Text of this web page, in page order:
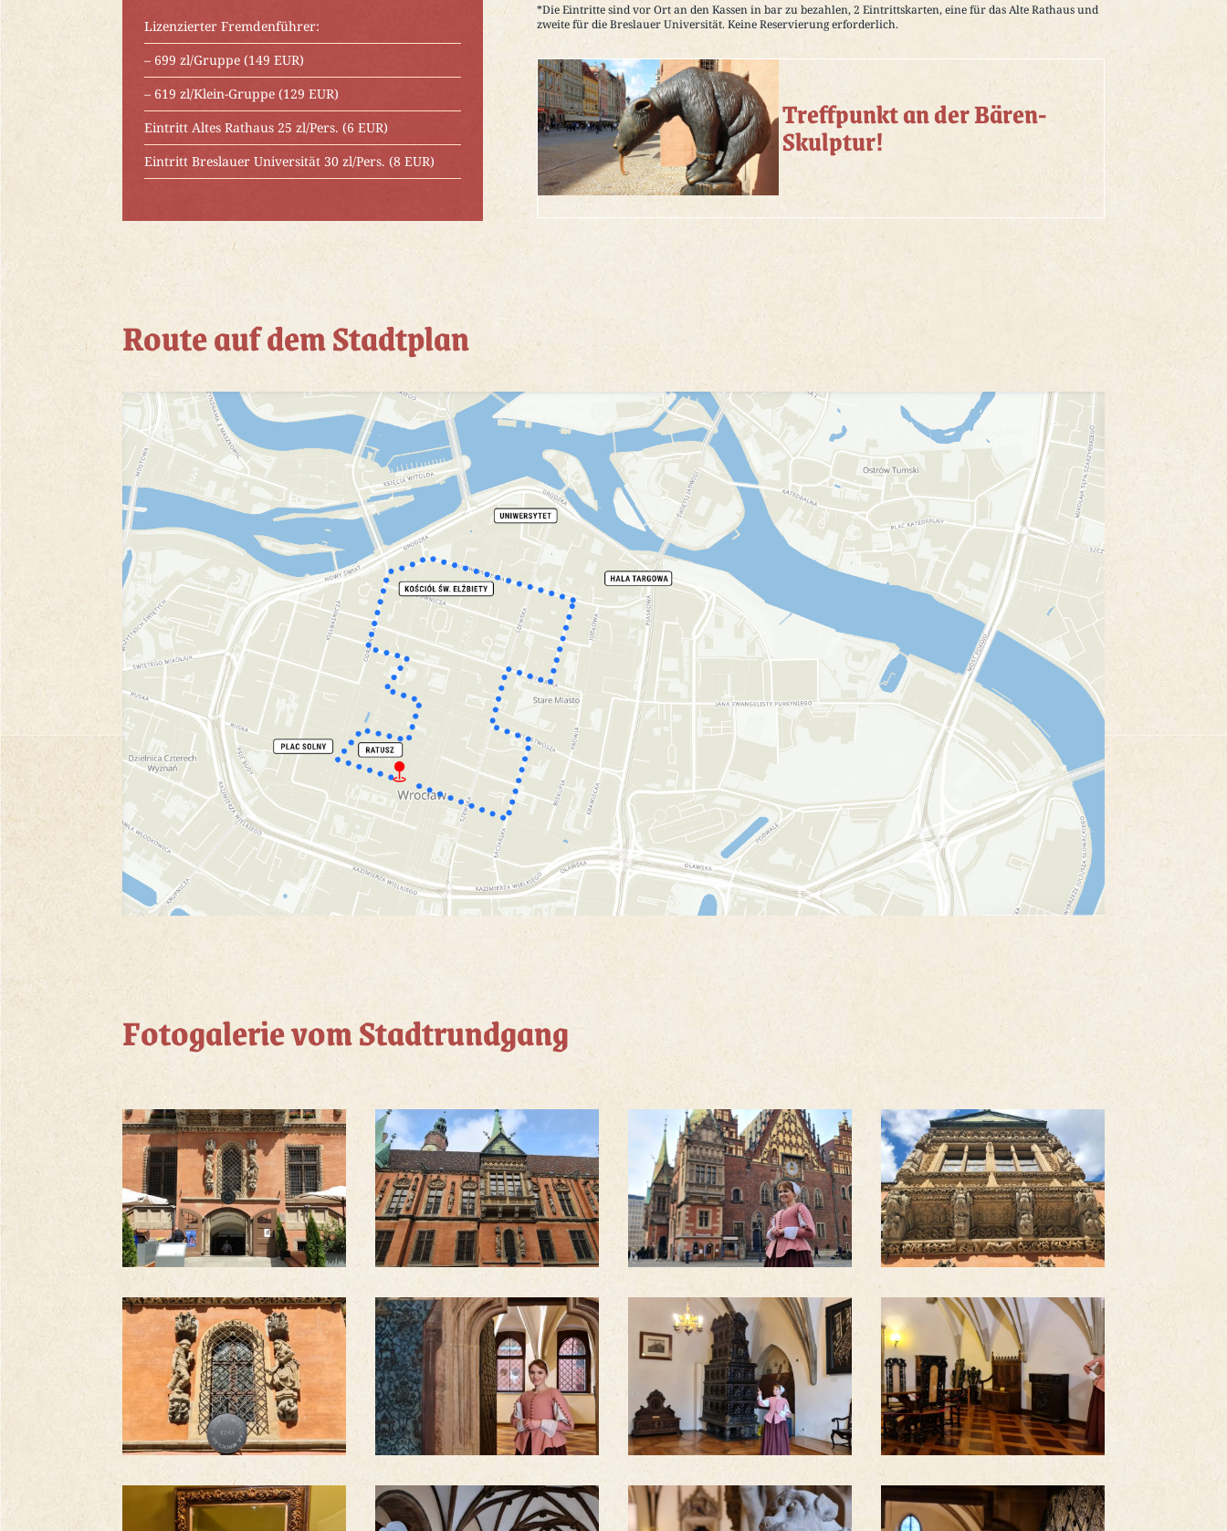
Lizenzierter Fremdenführer:
– 699 zl/Gruppe (149 EUR)
– 619 zl/Klein-Gruppe (129 EUR)
Eintritt Altes Rathaus 25 zl/Pers. (6 EUR)
Eintritt Breslauer Universität 30 zl/Pers. (8 EUR)
*Die Eintritte sind vor Ort an den Kassen in bar zu bezahlen, 2 Eintrittskarten, eine für das Alte Rathaus und
zweite für die Breslauer Universität. Keine Reservierung erforderlich.
Treffpunkt an der Bären-
Skulptur!
Route auf dem Stadtplan
Fotogalerie vom Stadtrundgang